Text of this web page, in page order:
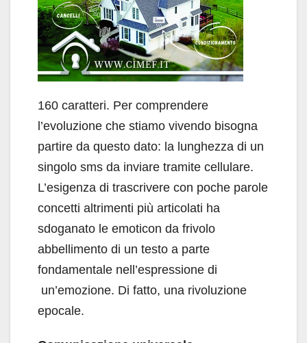
160 caratteri. Per comprendere
l’evoluzione che stiamo vivendo bisogna
partire da questo dato: la lunghezza di un
singolo sms da inviare tramite cellulare.
L’esigenza di trascrivere con poche parole
concetti altrimenti più articolati ha
sdoganato le emoticon da frivolo
abbellimento di un testo a parte
fondamentale nell’espressione di
un’emozione. Di fatto, una rivoluzione
epocale.